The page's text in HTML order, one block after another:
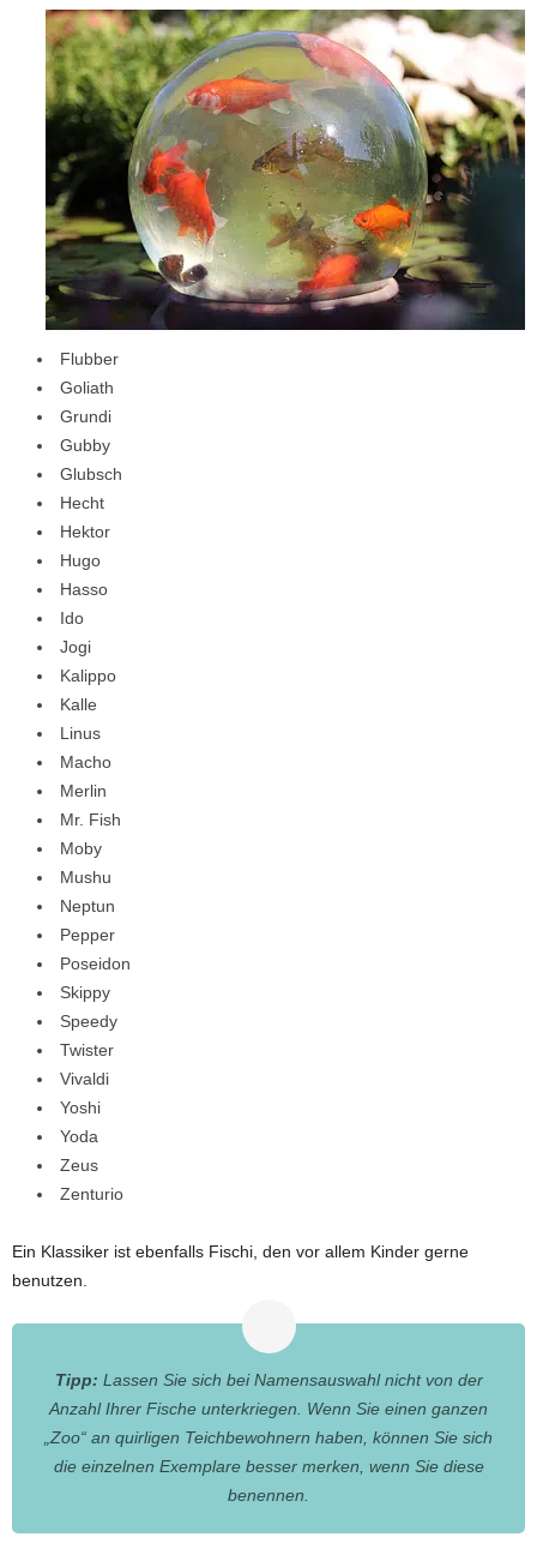
Flubber
Goliath
Grundi
Gubby
Glubsch
Hecht
Hektor
Hugo
Hasso
Ido
Jogi
Kalippo
Kalle
Linus
Macho
Merlin
Mr. Fish
Moby
Mushu
Neptun
Pepper
Poseidon
Skippy
Speedy
Twister
Vivaldi
Yoshi
Yoda
Zeus
Zenturio
Ein Klassiker ist ebenfalls Fischi, den vor allem Kinder gerne
benutzen.
Tipp: Lassen Sie sich bei Namensauswahl nicht von der
Anzahl Ihrer Fische unterkriegen. Wenn Sie einen ganzen
„Zoo“ an quirligen Teichbewohnern haben, können Sie sich
die einzelnen Exemplare besser merken, wenn Sie diese
benennen.